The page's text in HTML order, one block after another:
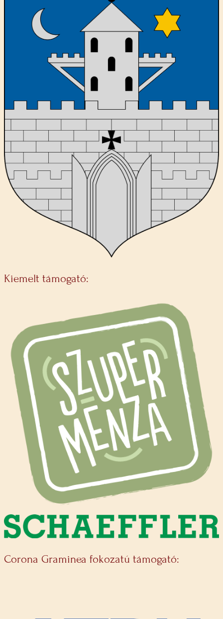
Kiemelt támogató:
Corona Graminea fokozatú támogató: